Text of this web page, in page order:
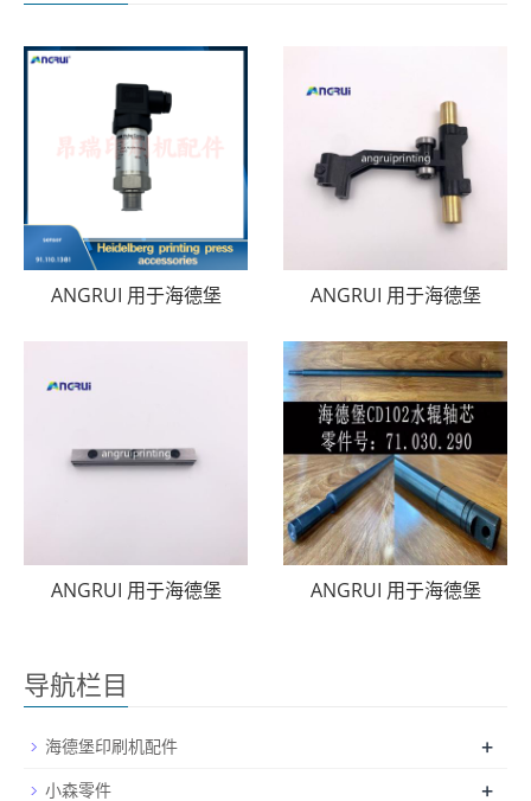
ANGRUI 用于海德堡 ANGRUI 用于海德堡
ANGRUI 用于海德堡 ANGRUI 用于海德堡
导航栏目
海德堡印刷机配件 +
小森零件 +